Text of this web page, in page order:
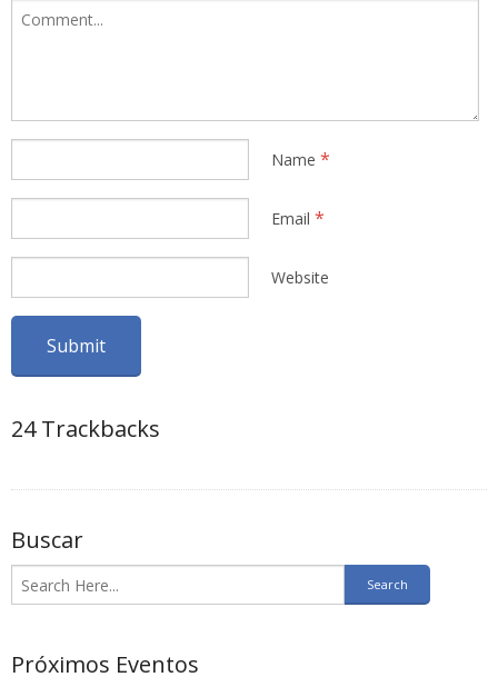
Name *
Email *
Website
24Trackbacks
Buscar
Próximos Eventos